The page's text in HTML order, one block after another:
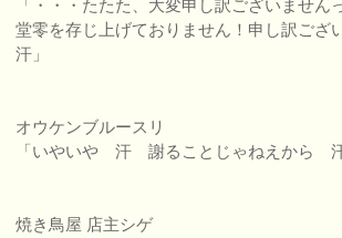
「・・・たたた、大変申し訳ございませ
堂零を存じ上げておりません！申し訳ご
汗」
オウケンブルースリ
「いやいや 汗 謝ることじゃねえから 汗
焼き鳥屋 店主シゲ